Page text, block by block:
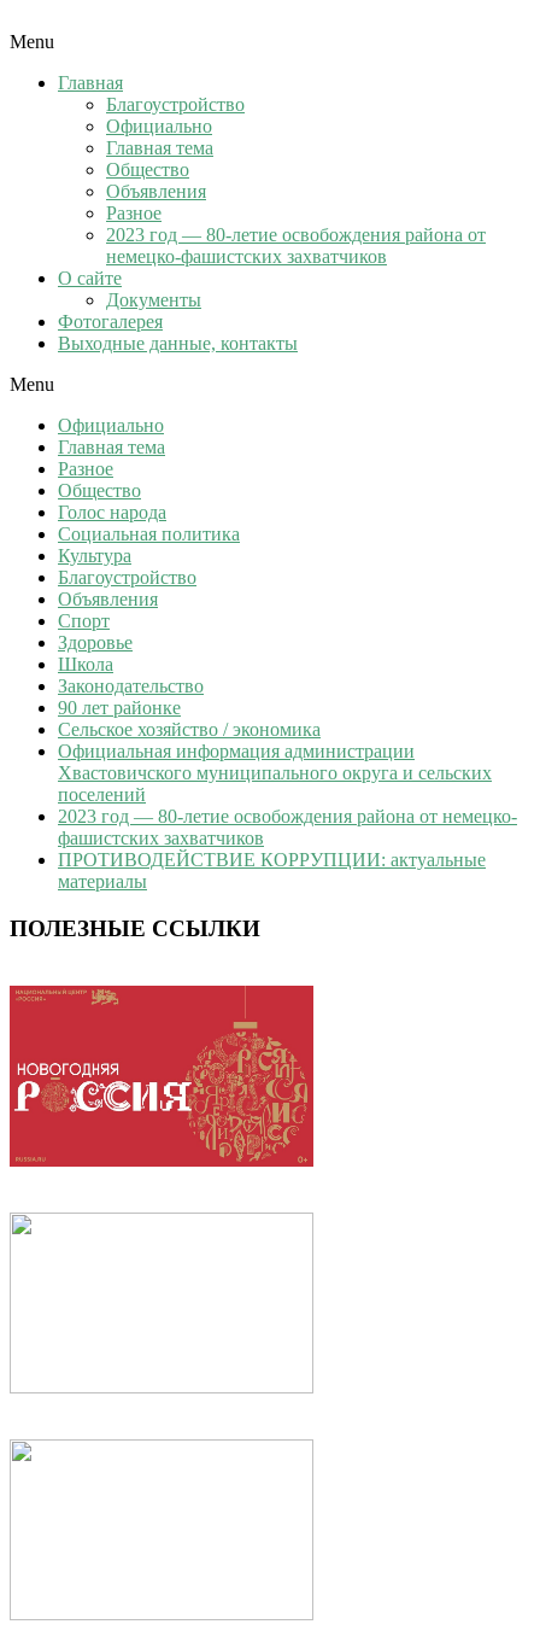
Menu
Главная
Благоустройство
Официально
Главная тема
Общество
Объявления
Разное
2023 год — 80-летие освобождения района от
немецко-фашистских захватчиков
О сайте
Документы
Фотогалерея
Выходные данные, контакты
Menu
Официально
Главная тема
Разное
Общество
Голос народа
Социальная политика
Культура
Благоустройство
Объявления
Спорт
Здоровье
Школа
Законодательство
90 лет районке
Сельское хозяйство / экономика
Официальная информация администрации
Хвастовичского муниципального округа и сельских
поселений
2023 год — 80-летие освобождения района от немецко-
фашистских захватчиков
ПРОТИВОДЕЙСТВИЕ КОРРУПЦИИ: актуальные
материалы
ПОЛЕЗНЫЕ ССЫЛКИ